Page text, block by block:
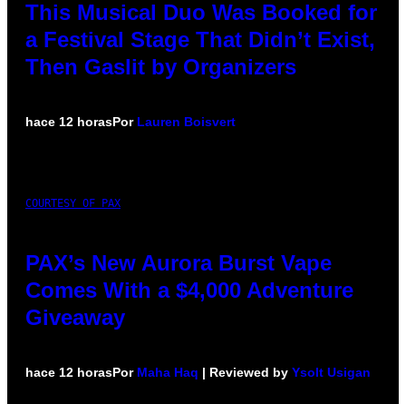
This Musical Duo Was Booked for
a Festival Stage That Didn’t Exist,
Then Gaslit by Organizers
hace 12 horasPor Lauren Boisvert
COURTESY OF PAX
PAX’s New Aurora Burst Vape
Comes With a $4,000 Adventure
Giveaway
hace 12 horasPor Maha Haq | Reviewed by Ysolt Usigan